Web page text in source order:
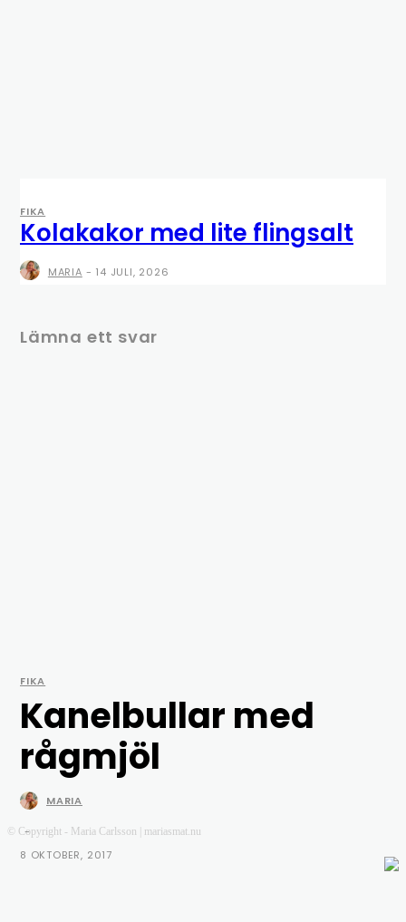
FIKA
Kanelbullar med
rågmjöl
MARIA
-
8 OKTOBER, 2017
FIKA
Kolakakor med lite flingsalt
MARIA - 14 JULI, 2026
Lämna ett svar
© Copyright - Maria Carlsson | mariasmat.nu